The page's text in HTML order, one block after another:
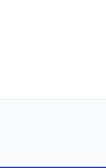
certificering, wat